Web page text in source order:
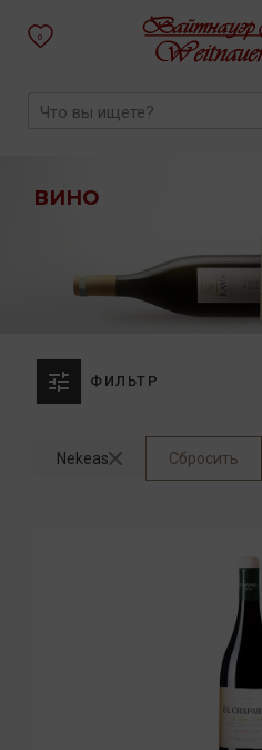
0
ВИНО
ФИЛЬТР
Nekeas Сбросить